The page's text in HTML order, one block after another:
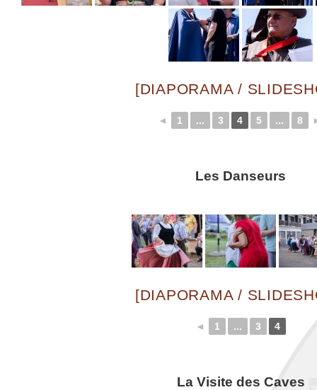
[DIAPORAMA /
◄ 1 ... 3 4 5 ... 8
Les Danseurs
[DIAPORAMA /
◄ 1 ... 3 4
La Visite des Caves